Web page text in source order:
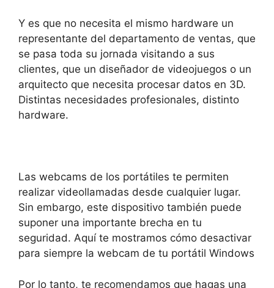
Y es que no necesita el mismo hardware un
representante del departamento de ventas, que
se pasa toda su jornada visitando a sus
clientes, que un diseñador de videojuegos o un
arquitecto que necesita procesar datos en 3D.
Distintas necesidades profesionales, distinto
hardware.
Las webcams de los portátiles te permiten
realizar videollamadas desde cualquier lugar.
Sin embargo, este dispositivo también puede
suponer una importante brecha en tu
seguridad. Aquí te mostramos cómo desactivar
para siempre la webcam de tu portátil Windows
Por lo tanto, te recomendamos que hagas una